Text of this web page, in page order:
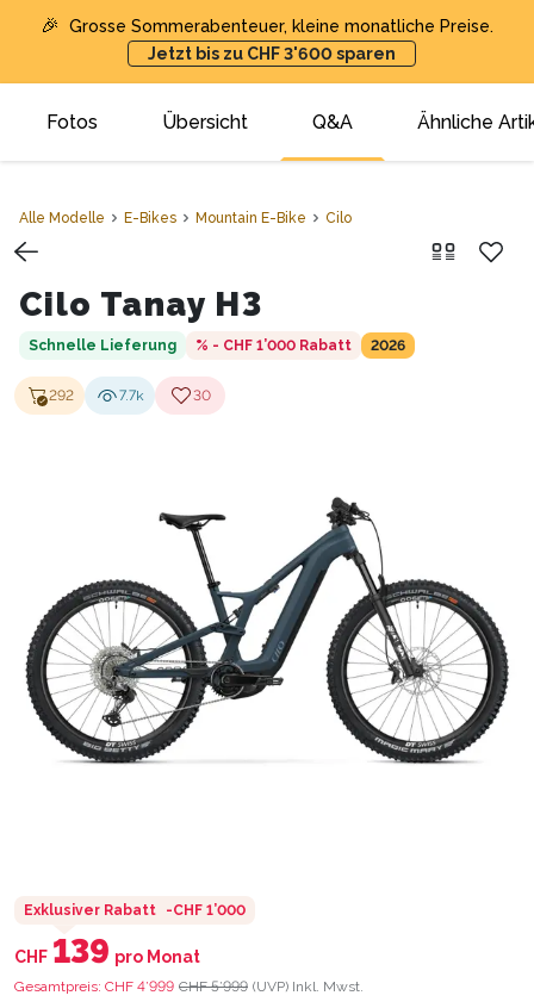
🎉
Grosse Sommerabenteuer, kleine monatliche Preise.
Jetzt bis zu CHF 3'600 sparen
Fotos Übersicht Q&A Ähnliche
Alle Modelle E-Bikes Mountain E-Bike Cilo
Cilo Tanay H3
Schnelle Lieferung % - CHF 1’000 Rabatt 2026
Exklusiver Rabatt -CHF 1’000
CHF 139 pro Monat
Gesamtpreis: CHF 4’999 CHF 5’999 (UVP) Inkl. Mwst.
292 7.7k 30